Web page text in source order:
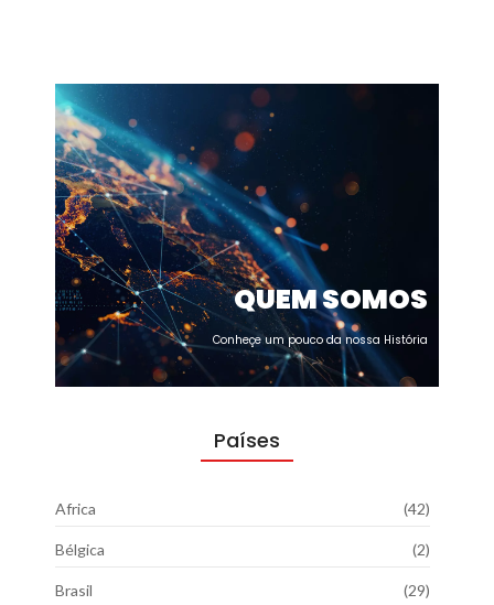
QUEM SOMOS
Conheçe um pouco da nossa História
Países
Africa (42)
Bélgica (2)
Brasil (29)